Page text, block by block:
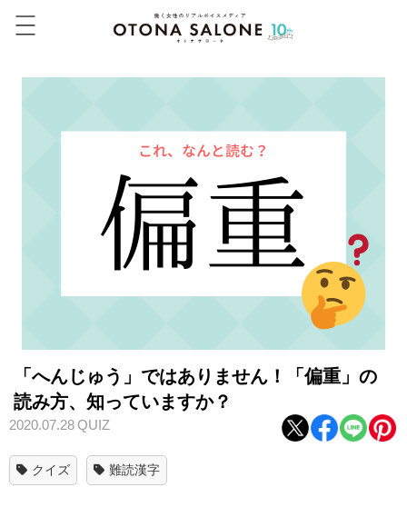
「へんじゅう」ではありません！「偏重」の
読み方、知っていますか？
2020.07.28QUIZ
クイズ 難読漢字